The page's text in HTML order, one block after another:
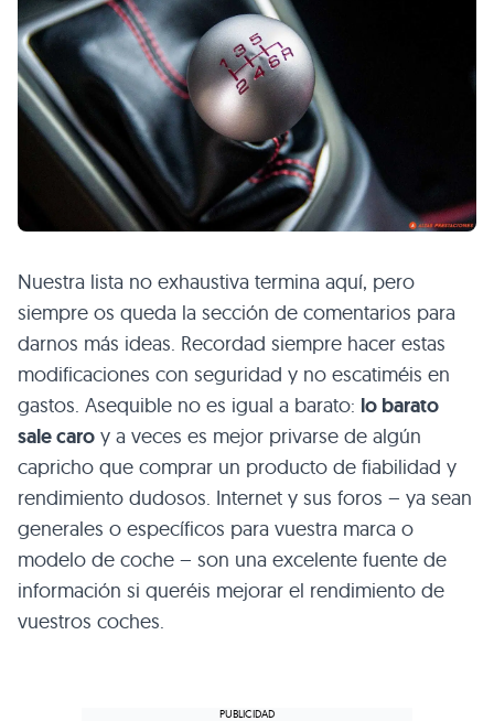
Nuestra lista no exhaustiva termina aquí, pero
siempre os queda la sección de comentarios para
darnos más ideas. Recordad siempre hacer estas
modificaciones con seguridad y no escatiméis en
gastos. Asequible no es igual a barato: lo barato
sale caro y a veces es mejor privarse de algún
capricho que comprar un producto de fiabilidad y
rendimiento dudosos. Internet y sus foros – ya sean
generales o específicos para vuestra marca o
modelo de coche – son una excelente fuente de
información si queréis mejorar el rendimiento de
vuestros coches.